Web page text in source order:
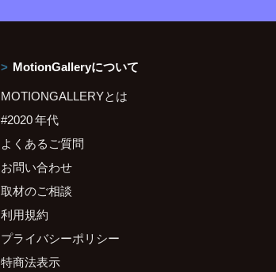
MotionGalleryについて
MOTIONGALLERYとは
#2020 年代
よくあるご質問
お問い合わせ
取材のご相談
利用規約
プライバシーポリシー
特商法表示